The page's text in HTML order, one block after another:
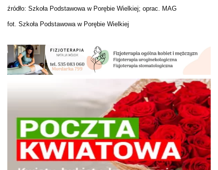
źródło: Szkoła Podstawowa w Porębie Wielkiej; oprac. MAG
fot. Szkoła Podstawowa w Porębie Wielkiej